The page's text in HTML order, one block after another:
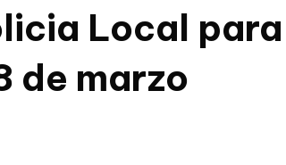
Local
de marzo